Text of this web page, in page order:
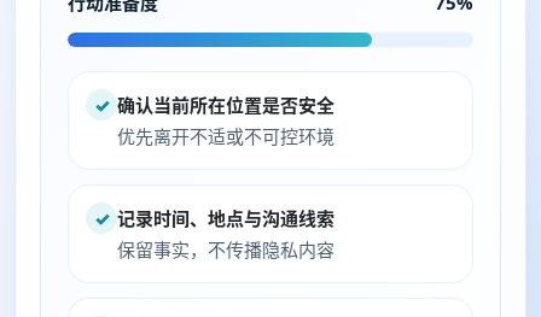
✓ 确认当前所在位置是否安全
优先离开不适或不可控环境
✓ 记录时间、地点与沟通线索
保留事实，不传播隐私内容